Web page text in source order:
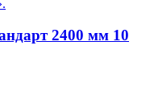
2400 мм 10